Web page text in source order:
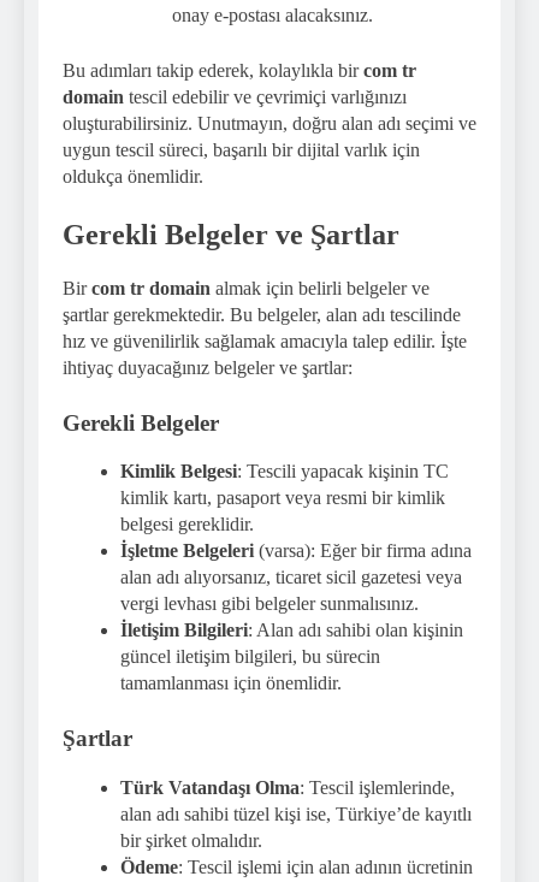
onay e-postası alacaksınız.
Bu adımları takip ederek, kolaylıkla bircom tr
domain tescil edebilir ve çevrimiçi varlığınızı
oluşturabilirsiniz. Unutmayın, doğru alan adı seçimi ve
uygun tescil süreci, başarılı bir dijital varlık için
oldukça önemlidir.
Gerekli Belgeler ve Şartlar
Bircom tr domain almak için belirli belgeler ve
şartlar gerekmektedir. Bu belgeler, alan adı tescilinde
hız ve güvenilirlik sağlamak amacıyla talep edilir. İşte
ihtiyaç duyacağınız belgeler ve şartlar:
Gerekli Belgeler
Kimlik Belgesi: Tescili yapacak kişinin TC
kimlik kartı, pasaport veya resmi bir kimlik
belgesi gereklidir.
İşletme Belgeleri (varsa): Eğer bir firma adına
alan adı alıyorsanız, ticaret sicil gazetesi veya
vergi levhası gibi belgeler sunmalısınız.
İletişim Bilgileri: Alan adı sahibi olan kişinin
güncel iletişim bilgileri, bu sürecin
tamamlanması için önemlidir.
Şartlar
Türk Vatandaşı Olma: Tescil işlemlerinde,
alan adı sahibi tüzel kişi ise, Türkiye’de kayıtlı
bir şirket olmalıdır.
Ödeme: Tescil işlemi için alan adının ücretinin